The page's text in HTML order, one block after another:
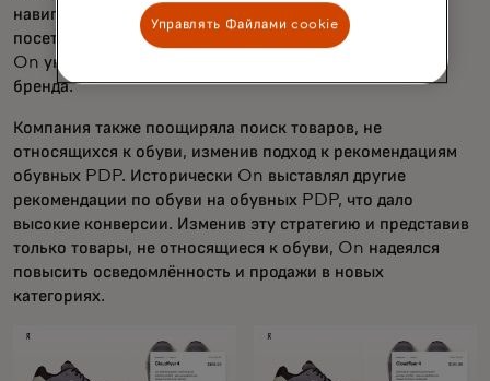
навигации на сайте в целом повысила вовлеченность
посетителей в процесс просмотра и помогла компании
On укрепить свою репутацию за пределами обувного
бренда.
Компания также поощиряла поиск товаров, не
относящихся к обуви, изменив подход к рекомендациям
обувных PDP. Исторически On выставлял другие
рекомендации по обуви на обувных PDP, что дало
высокие конверсии. Изменив эту стратегию и представив
только товары, не относящиеся к обуви, On надеялся
повысить осведомлённость и продажи в новых
категориях.
Управлять Файлами cookie